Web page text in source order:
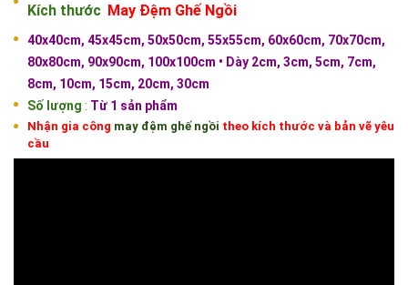
Kích thước May Đệm Ghế Ngồi
40x40cm, 45x45cm, 50x50cm, 55x55cm, 60x60cm, 70x70cm,
80x80cm, 90x90cm, 100x100cm • Dày 2cm, 3cm, 5cm, 7cm,
8cm, 10cm, 15cm, 20cm, 30cm
Số lượng : Từ 1 sản phẩm
Nhận gia công may đệm ghế ngồi theo kích thước và bản vẽ yêu
cầu